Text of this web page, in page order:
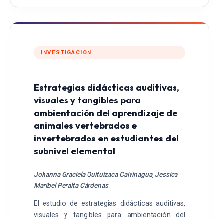
INVESTIGACION
Estrategias didácticas auditivas,
visuales y tangibles para
ambientación del aprendizaje de
animales vertebrados e
invertebrados en estudiantes del
subnivel elemental
Johanna Graciela Quituizaca Caivinagua, Jessica
Maribel Peralta Cárdenas
El estudio de estrategias didácticas auditivas,
visuales y tangibles para ambientación del